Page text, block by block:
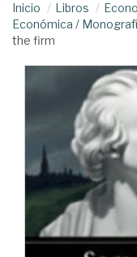
Inicio Libros
Económica /
the firm